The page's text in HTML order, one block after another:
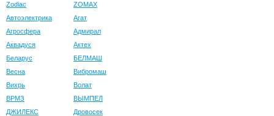
Zodiac
ZOMAX
Автоэлектрика
Агат
Агросфера
Адмирал
Аквадуся
Актех
Беларус
БЕЛМАШ
Весна
Вибромаш
Вихрь
Волат
ВРМЗ
ВЫМПЕЛ
ДЖИЛЕКС
Дровосек